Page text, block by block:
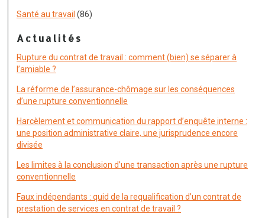
Santé au travail (86)
Actualités
Rupture du contrat de travail : comment (bien) se séparer à
l’amiable ?
La réforme de l’assurance-chômage sur les conséquences
d’une rupture conventionnelle
Harcèlement et communication du rapport d’enquête interne :
une position administrative claire, une jurisprudence encore
divisée
Les limites à la conclusion d’une transaction après une rupture
conventionnelle
Faux indépendants : quid de la requalification d’un contrat de
prestation de services en contrat de travail ?